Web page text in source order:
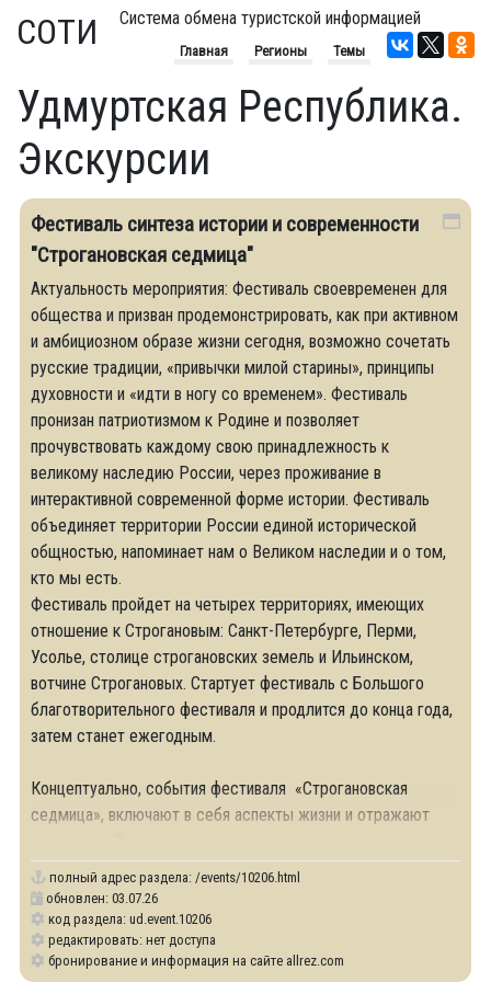
СОТИ Система обмена туристской информацией
Главная Регионы Темы
Удмуртская Республика.
Экскурсии
Фестиваль синтеза истории и современности
"Строгановская седмица"
Актуальность мероприятия: Фестиваль своевременен для
общества и призван продемонстрировать, как при активном
и амбициозном образе жизни сегодня, возможно сочетать
русские традиции, «привычки милой старины», принципы
духовности и «идти в ногу со временем». Фестиваль
пронизан патриотизмом к Родине и позволяет
прочувствовать каждому свою принадлежность к
великому наследию России, через проживание в
интерактивной современной форме истории. Фестиваль
объединяет территории России единой исторической
общностью, напоминает нам о Великом наследии и о том,
кто мы есть.
Фестиваль пройдет на четырех территориях, имеющих
отношение к Строгановым: Санкт-Петербурге, Перми,
Усолье, столице строгановских земель и Ильинском,
вотчине Строгановых. Стартует фестиваль с Большого
благотворительного фестиваля и продлится до конца года,
затем станет ежегодным.
Концептуально, события фестиваля «Строгановская
седмица», включают в себя аспекты жизни и отражают
полный адрес раздела: /events/10206.html
обновлен: 03.07.26
код раздела: ud.event.10206
редактировать: нет доступа
бронирование и информация на сайте allrez.com